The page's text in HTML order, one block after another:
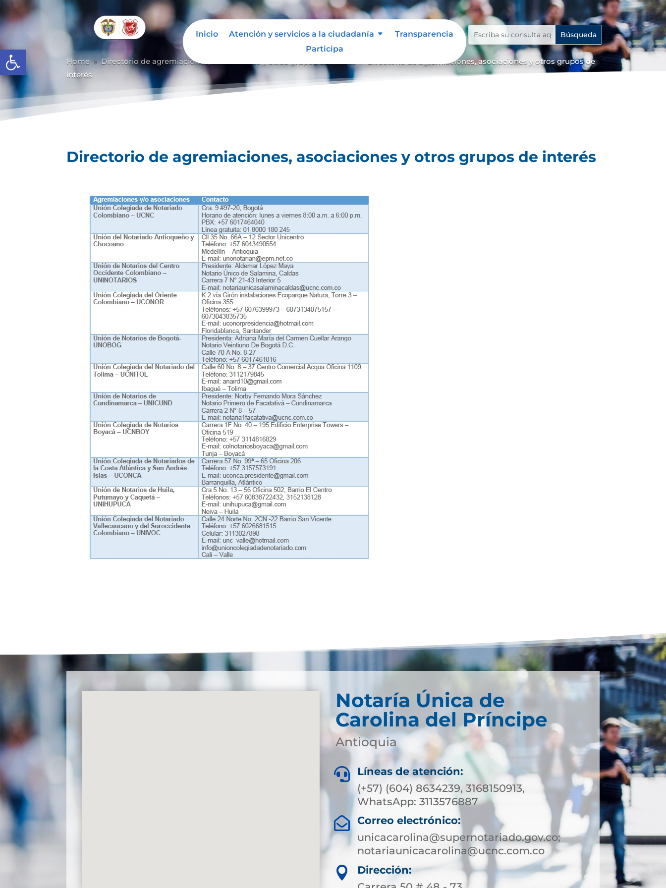
Abrir barra de herramientas
Inicio Atención y servicios a la ciudadanía
Transparencia
Participa
Home 9 Directorio de agremiaciones, asociaciones y otros grupos de interés
Directorio de agremiaciones, asociaciones y otros grupos de
interés
Directorio de agremiaciones, asociaciones y otros grupos de interés
Notaría Única de
Carolina del Príncipe
Antioquia

Líneas de atención:
(+57) (604) 8634239, 3168150913,
WhatsApp: 3113576887

Correo electrónico:
unicacarolina@supernotariado.gov.co;
notariaunicacarolina@ucnc.com.co

Dirección: